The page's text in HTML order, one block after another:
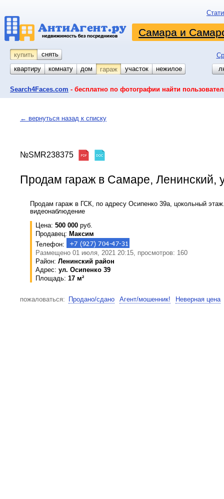
Самара и
купить снять
квартиру
комнату койко-место
дом гараж участок нежилое
Search4Faces.com - бесплатно по фотографии найти
← вернуться назад к списку
№SMR238375
Продам гараж в Самаре, Ленинский,
Продам гараж в ГСК, по адресу Осипенко 39а, цокольный
видеонаблюдение
Цена: 500 000 руб.
Продавец: Максим
Телефон:
Размещено 01 июля, 2021 20:15, просмотров: 160
Район: Ленинский район
Адрес: ул. Осипенко 39
Площадь: 17 м²
пожаловаться: Продано/сдано Агент/мошенник! Неверная цена